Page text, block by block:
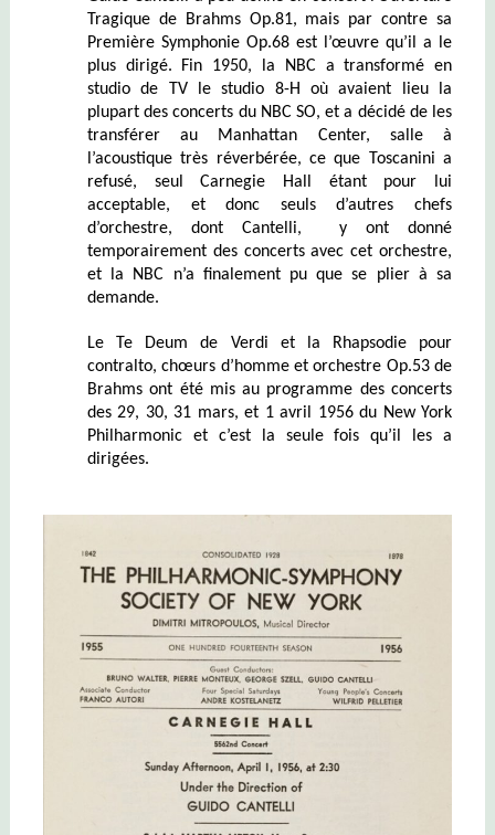
Tragique de Brahms Op.81, mais par contre sa
Première Symphonie Op.68 est l’œuvre qu’il a le
plus dirigé. Fin 1950, la NBC a transformé en
studio de TV le studio 8-H où avaient lieu la
plupart des concerts du NBC SO, et a décidé de les
transférer au Manhattan Center, salle à
l’acoustique très réverbérée, ce que Toscanini a
refusé, seul Carnegie Hall étant pour lui
acceptable, et donc seuls d’autres chefs
d’orchestre, dont Cantelli, y ont donné
temporairement des concerts avec cet orchestre,
et la NBC n’a finalement pu que se plier à sa
demande.
Le Te Deum de Verdi et la Rhapsodie pour
contralto, chœurs d’homme et orchestre Op.53 de
Brahms ont été mis au programme des concerts
des 29, 30, 31 mars, et 1 avril 1956 du New York
Philharmonic et c’est la seule fois qu’il les a
dirigées.